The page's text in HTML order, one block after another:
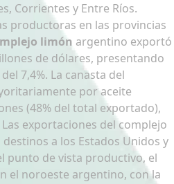
Corrientes y Entre Ríos.
productoras en las provincias
limón argentino exportó
de dólares, presentando
7,4%. La canasta del
por aceite
(48% del total exportado),
exportaciones del complejo
a los Estados Unidos y
punto de vista productivo, el
el noroeste argentino, con la